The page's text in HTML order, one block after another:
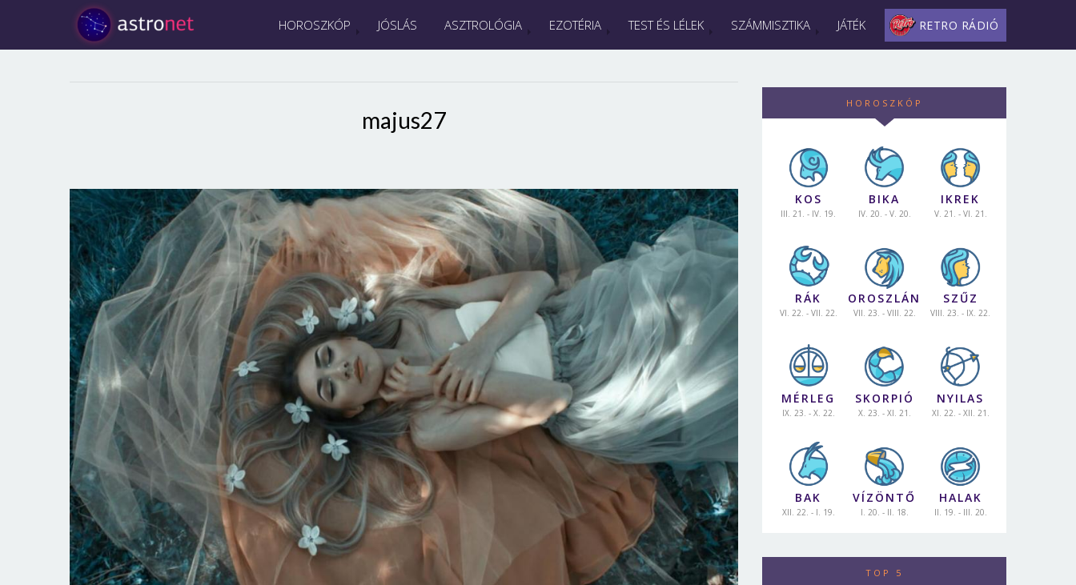
HOROSZKÓP JÓSLÁS ASZTROLÓGIA EZOTÉRIA TEST ÉS LÉLEK SZÁMMISZTIKA JÁTÉK RETRO RÁDIÓ
majus27
HOROSZKÓP
KOS
III. 21. - IV. 19.
BIKA
IV. 20. - V. 20.
IKREK
V. 21. - VI. 21.
RÁK
VI. 22. - VII. 22.
OROSZLÁN
VII. 23. - VIII. 22.
SZŰZ
VIII. 23. - IX. 22.
MÉRLEG
IX. 23. - X. 22.
SKORPIÓ
X. 23. - XI. 21.
NYILAS
XI. 22. - XII. 21.
BAK
XII. 22. - I. 19.
VÍZÖNTŐ
I. 20. - II. 18.
HALAK
II. 19. - III. 20.
TOP 5